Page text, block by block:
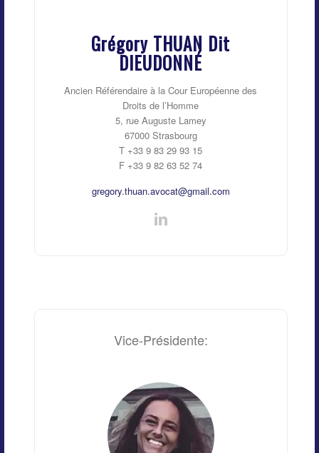
Grégory THUAN Dit
DIEUDONNÉ
Ancien Référendaire à la Cour Européenne des
Droits de l’Homme
5, rue Auguste Lamey
67000 Strasbourg
T +33 9 83 29 93 15
F +33 9 82 63 52 74
gregory.thuan.avocat@gmail.com
Vice-Présidente: